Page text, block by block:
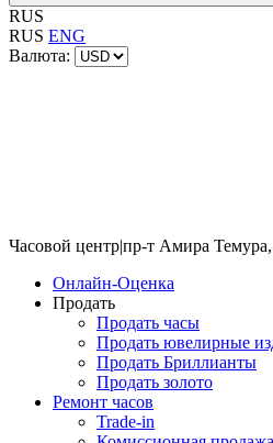
RUS
RUS ENG
Валюта:
Часовой центр|пр-т Амира
Онлайн-Оценка
Продать
Продать часы
Продать ювелирные
Продать Бриллианты
Продать золото
Ремонт часов
Trade-in